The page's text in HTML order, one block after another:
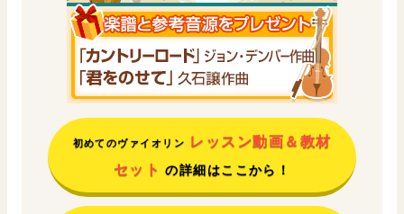
初めてのヴァイオリン
レッスン動画＆教材
セット
の詳細はここから！